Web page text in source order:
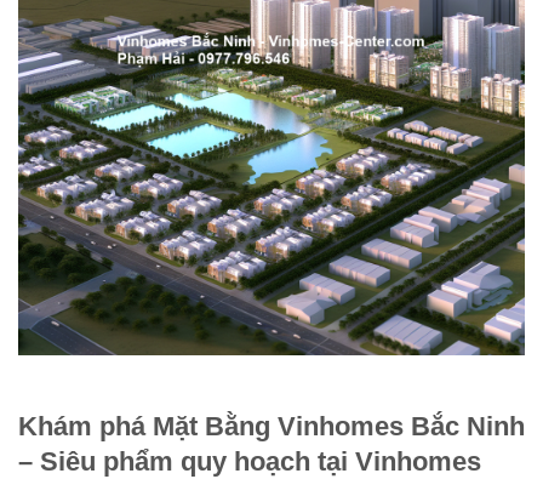
Khám phá Mặt Bằng Vinhomes Bắc Ninh
– Siêu phẩm quy hoạch tại Vinhomes